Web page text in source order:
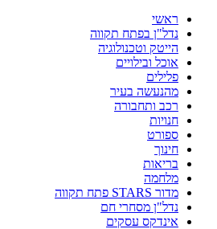
ראשי
נדל"ן בפתח תקווה
הייטק וטכנולוגיה
אוכל ובילויים
פלילים
מהנעשה בעיר
רכב ותחבורה
חנויות
ספורט
חינוך
בריאות
מלחמה
מדור STARS פתח תקווה
נדל"ן מסחרי חם
אינדקס עסקים